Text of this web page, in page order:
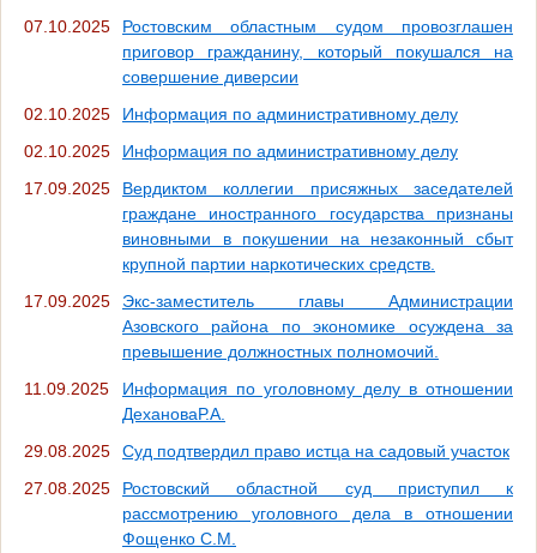
07.10.2025
Ростовским областным судом провозглашен
приговор гражданину, который покушался на
совершение диверсии
02.10.2025
Информация по административному делу
02.10.2025
Информация по административному делу
17.09.2025
Вердиктом коллегии присяжных заседателей
граждане иностранного государства признаны
виновными в покушении на незаконный сбыт
крупной партии наркотических средств.
17.09.2025
Экс-заместитель главы Администрации
Азовского района по экономике осуждена за
превышение должностных полномочий.
11.09.2025
Информация по уголовному делу в отношении
ДехановаР.А.
29.08.2025
Суд подтвердил право истца на садовый участок
27.08.2025
Ростовский областной суд приступил к
рассмотрению уголовного дела в отношении
Фощенко С.М.